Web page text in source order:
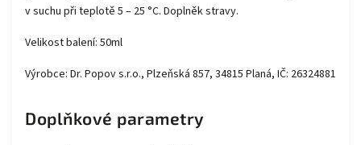
v suchu při teplotě 5 – 25 °C. Doplněk stravy.
Velikost balení: 50ml
Výrobce: Dr. Popov s.r.o., Plzeňská 857, 34815 Planá, IČ: 26324881
Doplňkové parametry